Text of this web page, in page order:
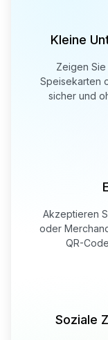
Kleine
Zeigen
Speisekarten
sicher und
Akzeptieren
oder
QR-
Soziale